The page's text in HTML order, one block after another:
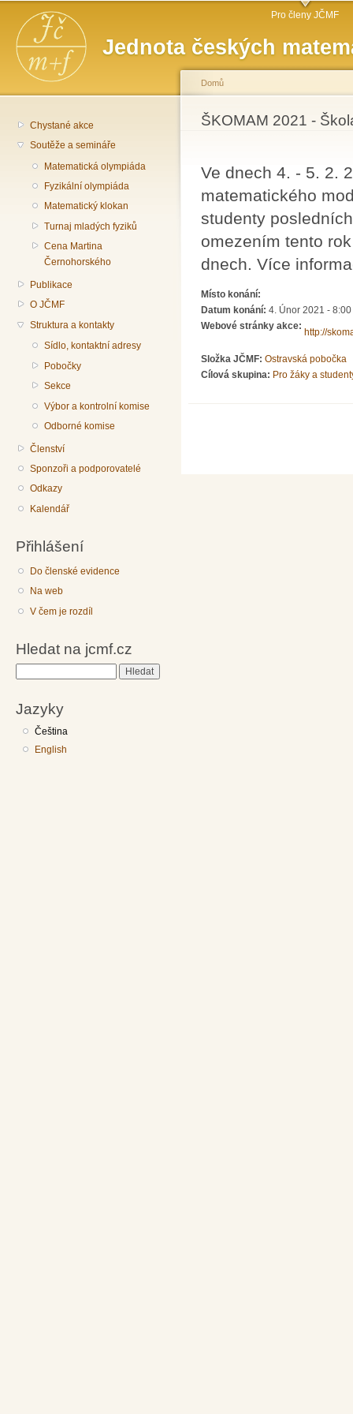
Jednota českých
Hlavní menu Pro členy JČMF
Chystané akce
Soutěže a semináře
Matematická olympiáda
Fyzikální olympiáda
Matematický klokan
Turnaj mladých fyziků
Cena Martina
Černohorského
Publikace
O JČMF
Struktura a kontakty
Sídlo, kontaktní adresy
Pobočky
Sekce
Výbor a kontrolní komise
Odborné komise
Členství
Sponzoři a podporovatelé
Odkazy
Kalendář
Přihlášení
Do členské evidence
Na web
V čem je rozdíl
Hledat na jcmf.cz
Jazyky
Čeština
English
Jste zde
Domů
ŠKOMAM 2021 -
Ve dnech 4. - 5. 2.
matematického
studenty
omezením tento
dnech. Více
Místo konání:
Datum konání: 4. Únor 2021 - 8:00
Webové stránky akce:
http://
Složka JČMF: Ostravská pobočka
Cílová skupina: Pro žáky a